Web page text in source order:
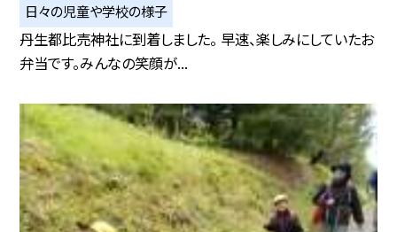
日々の児童や学校の様子
丹生都比売神社に到着しました。 早速、楽しみにしていたお
弁当です。みんなの笑顔が...